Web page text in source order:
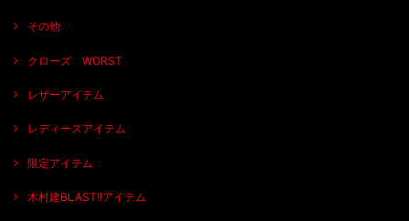
その他
クローズ WORST
レザーアイテム
レディースアイテム
限定アイテム
木村建BLAST!!アイテム